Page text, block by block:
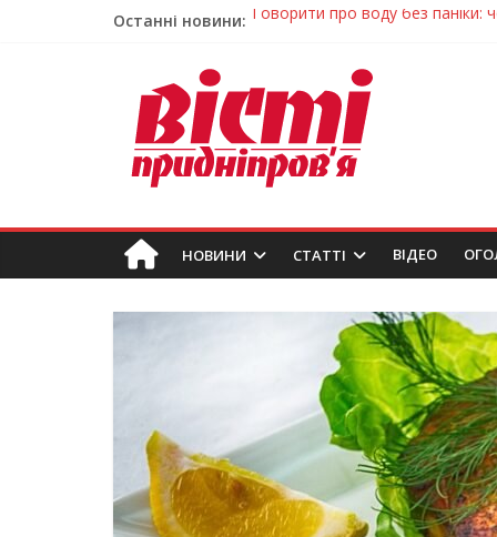
Останні новини: Лікар – на екрані: Як працюють
Пошуки тривають: на
Ветерани Дніпропетровщини
Говорити про воду без паніки:
НОВИНИ СТАТТІ ВIДЕО